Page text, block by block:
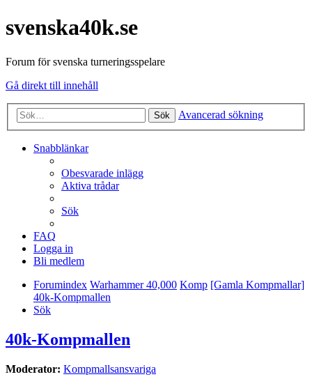
svenska40k.se
Forum för svenska turneringsspelare
Gå direkt till innehåll
Sök Avancerad sökning
Snabblänkar
Obesvarade inlägg
Aktiva trådar
Sök
FAQ
Logga in
Bli medlem
Forumindex Warhammer 40,000 Komp [Gamla Kompmallar]
40k-Kompmallen
Sök
40k-Kompmallen
Moderator: Kompmallsansvariga